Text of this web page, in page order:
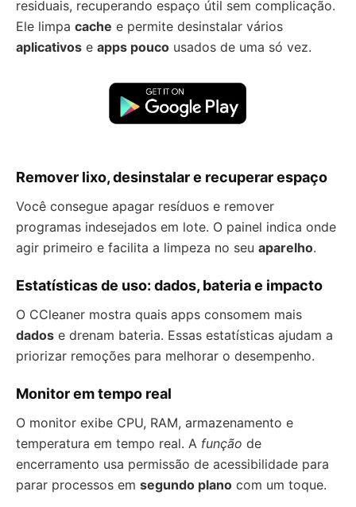
residuais, recuperando espaço útil sem complicação.
Ele limpa cache e permite desinstalar vários
aplicativos e apps pouco usados de uma só vez.
Remover lixo, desinstalar e recuperar espaço
Você consegue apagar resíduos e remover
programas indesejados em lote. O painel indica onde
agir primeiro e facilita a limpeza no seu aparelho.
Estatísticas de uso: dados, bateria e impacto
O CCleaner mostra quais apps consomem mais
dados e drenam bateria. Essas estatísticas ajudam a
priorizar remoções para melhorar o desempenho.
Monitor em tempo real
O monitor exibe CPU, RAM, armazenamento e
temperatura em tempo real. A função de
encerramento usa permissão de acessibilidade para
parar processos em segundo plano com um toque.